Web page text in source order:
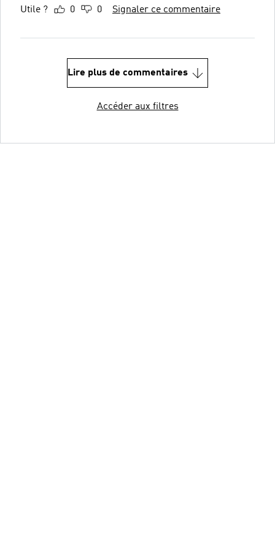
Utile ? 0 0 Signaler ce commentaire
Lire plus de commentaires
Accéder aux filtres